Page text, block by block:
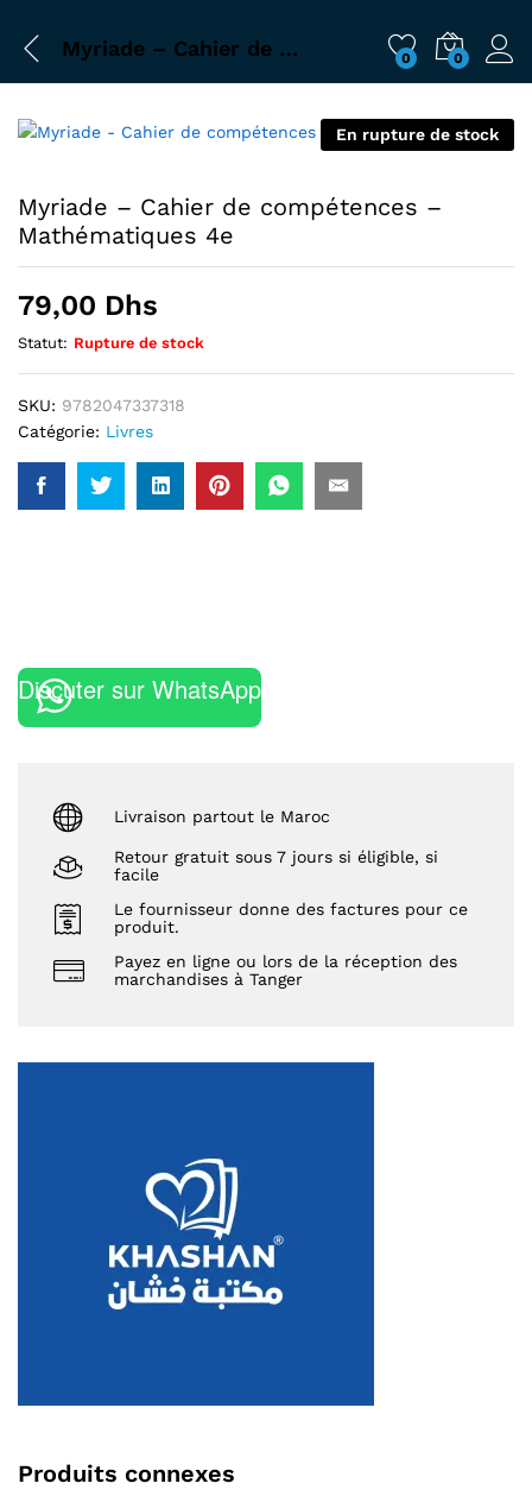
Myriade – Cahier de compétences – Mathématiques 4e 0 0
En rupture de stock
Myriade – Cahier de compétences –
Mathématiques 4e
79,00 Dhs
Statut: Rupture de stock
SKU: 9782047337318
Catégorie: Livres
Discuter sur WhatsApp
Livraison partout le Maroc
Retour gratuit sous 7 jours si éligible, si
facile
Le fournisseur donne des factures pour ce
produit.
Payez en ligne ou lors de la réception des
marchandises à Tanger
Produits connexes